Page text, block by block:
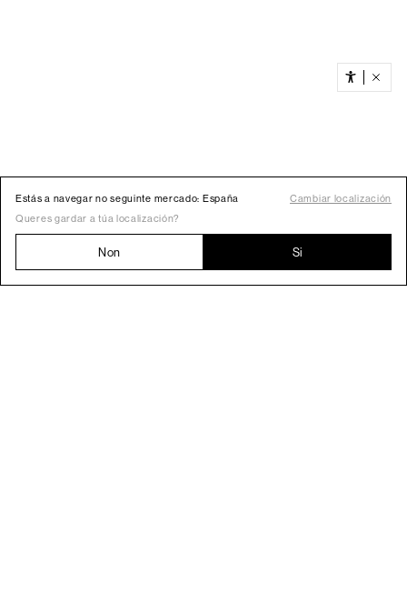
Estás a navegar no seguinte mercado: España
Cambiar localización
Queres gardar a túa localización?
Non Si